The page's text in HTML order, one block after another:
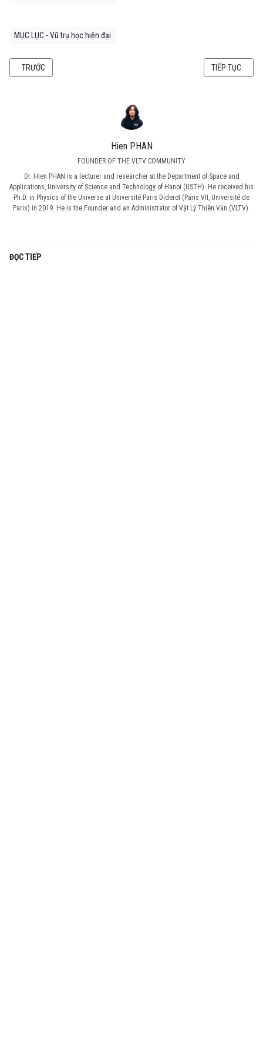
Hien PHAN
FOUNDER OF THE VLTV COMMUNITY
Dr. Hien PHAN is a lecturer and researcher at the Department of Space and
Applications, University of Science and Technology of Hanoi (USTH). He received his
Ph.D. in Physics of the Universe at Université Paris Diderot (Paris VII, Université de
Paris) in 2019. He is the Founder and an Administrator of Vật Lý Thiên Văn (VLTV).
ĐỌC TIẾP
MỤC LỤC - Vũ trụ học hiện đại
BÀI VIẾT TRƯỚC: VŨ TRỤ ĐANG GIÃN NỞ CỦA CHÚNG TA: TUỔI, LỊCH SỬ
TRƯỚC BÀI VIẾT KẾ
TIẾP TỤC